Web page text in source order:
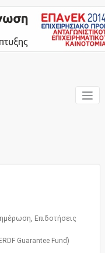
Ένας Σύμβουλος, δίπλα
Επιδοτήσεις
Guarantee Fund)